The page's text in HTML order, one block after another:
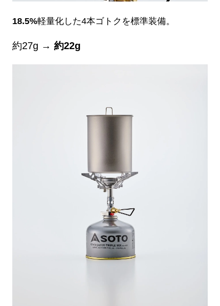
18.5%軽量化した4本ゴトクを標準装備。
約27g → 約22g